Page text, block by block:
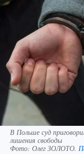
В Польше суд
лишения свободы
Фото: Олег ЗОЛОТО.